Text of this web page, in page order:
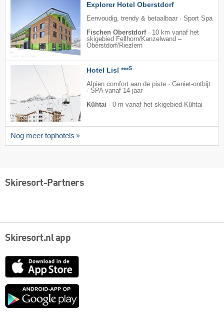
Explorer Hotel Oberstdorf
Eenvoudig, trendy & betaalbaar · Sport Spa
Fischen Oberstdorf· 10 km vanaf het
skigebied Fellhorn/​Kanzelwand –
Oberstdorf/​Riezlern
Hotel Lisl ***S
Alpien comfort aan de piste · Geniet-ontbijt
· SPA vanaf 14 jaar
Kühtai · 0 m vanaf het skigebied Kühtai
Nog meer tophotels
Skiresort-Partners
Skiresort.nl app
App
Google